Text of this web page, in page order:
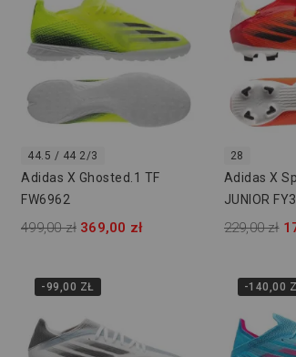
44.5 / 44 2/3
Adidas X Ghosted.1 TF
FW6962
499,00 zł 369,00 zł
28
Adidas X
JUNIOR
229,00 zł
-99,00 ZŁ -140,00